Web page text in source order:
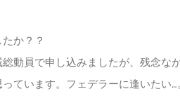
か？？
動員で申し込みましたが、残念な
ています。フェデラーに逢いたい…